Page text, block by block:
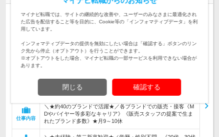
正社員 職種・業種未経験OK 学歴不問 第二新卒歓迎
女性のおしごと掲載中
勤務地
★全国にある店舗で募集 ※勤務地は希望を考慮 ※全国転勤対
象(ご本人と相談の上決定) ＜ブランド一…
などを考慮した上、決定します。 ※試用期間…
初年度の年収：360～500万円
仕事内容
＼★約40のブランドで活躍★／各ブランドでの販売・接客《M
Dやバイヤー等多彩なキャリア》《販売スタッフの提案で生ま
れたブランド多数》★月9～10休
マイナビ転職では、サイトの継続的な改善や、ユーザーのみなさまに最適化され
た広告を配信すること等を目的に、Cookie等の「インフォマティブデータ」を利
用しています。
インフォマティブデータの提供を無効にしたい場合は「確認する」ボタンのリン
ク先から停止（オプトアウト）を行うことができます。
※オプトアウトをした場合、マイナビ転職の一部サービスを利用できない場合が
あります。
閉じる 確認する